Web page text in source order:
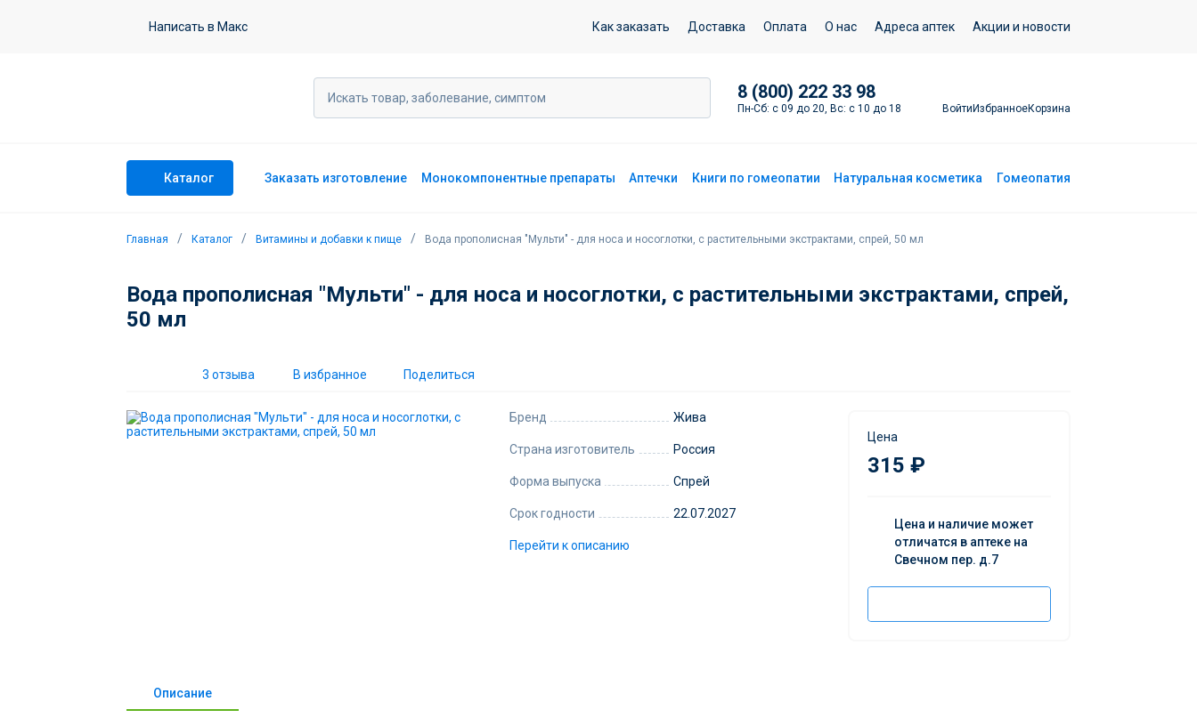
Написать в Макс Как заказать Доставка Оплата О нас Адреса аптек Акции и новости
8 (800) 222 33 98
Пн-Сб: с 09 до 20, Вс: с 10 до 18 ВойтиИзбранноеКорзина
Каталог Заказать изготовление Монокомпонентные препараты Аптечки Книги по гомеопатии Натуральная косметика Гомеопатия
Главная Каталог Витамины и добавки к пище Вода прополисная "Мульти" - для носа и носоглотки, с растительными экстрактами, спрей, 50 мл
Вода прополисная "Мульти" - для носа и носоглотки, с растительными экстрактами, спрей,
50 мл
Добавить в корзину
3 отзыва В избранное Поделиться
Бренд Жива
Страна изготовитель Россия
Форма выпуска Спрей
Срок годности 22.07.2027
Перейти к описанию
Цена
315 ₽
Цена и наличие может
отличатся в аптеке на
Свечном пер. д.7
Описание